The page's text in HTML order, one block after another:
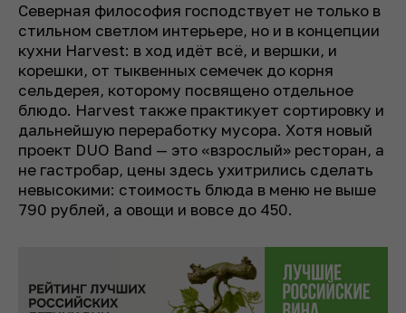
Северная философия господствует не только в
стильном светлом интерьере, но и в концепции
кухни Harvest: в ход идёт всё, и вершки, и
корешки, от тыквенных семечек до корня
сельдерея, которому посвящено отдельное
блюдо. Harvest также практикует сортировку и
дальнейшую переработку мусора. Хотя новый
проект DUO Band — это «взрослый» ресторан, а
не гастробар, цены здесь ухитрились сделать
невысокими: стоимость блюда в меню не выше
790 рублей, а овощи и вовсе до 450.